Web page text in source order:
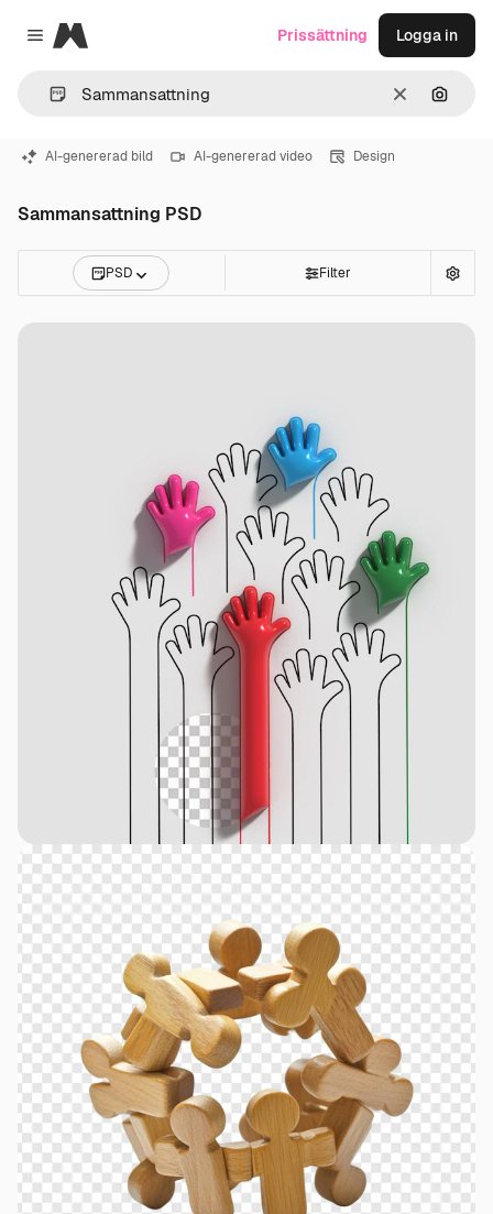
Close menu
Magnific
RensaSök
Prissättning Logga in
AI-genererad bild AI-genererad video Design
Sammansattning PSD
PSD Filter